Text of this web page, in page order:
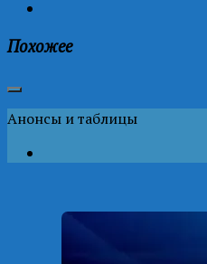
Похожее
Анонсы и таблицы